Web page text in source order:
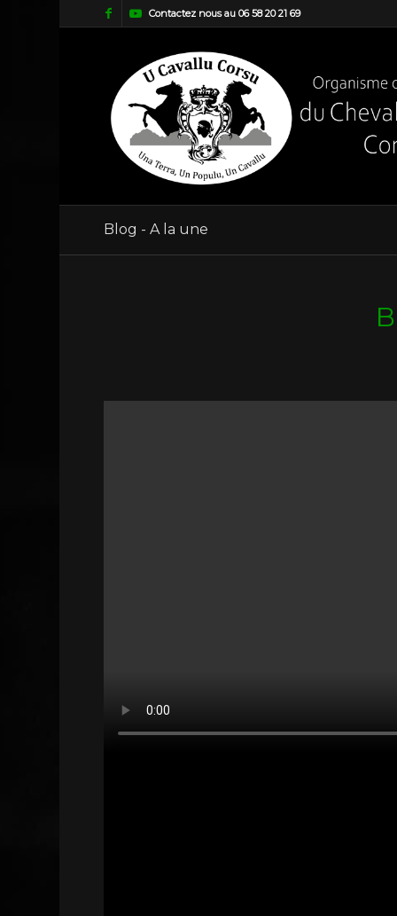
Contactez nous au 06 58 20 21 69
Blog - A la une